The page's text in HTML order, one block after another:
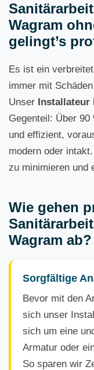
Wagram
gelingt’s
Es ist ein
immer mit
Unser Installateur
Gegenteil: Über
und effizient,
modern oder
zu minimieren und
Wie gehen
Wagram ab?
Sorgfältige
Bevor mit den
sich unser
sich um eine
Armatur oder
So sparen wir